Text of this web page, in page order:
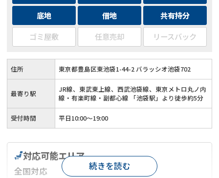
底地
借地
共有持分
ゴミ屋敷
任意売却 リースバック
住所 東京都豊島区東池袋1-44-2 バラッシオ池袋702
最寄り駅
JR線、東武東上線、西武池袋線、東京メトロ丸ノ内
線・有楽町線・副都心線 「池袋駅」より徒歩約5分
受付時間 平日10:00～19:00
対応可能エリア
全国対応 続きを読む